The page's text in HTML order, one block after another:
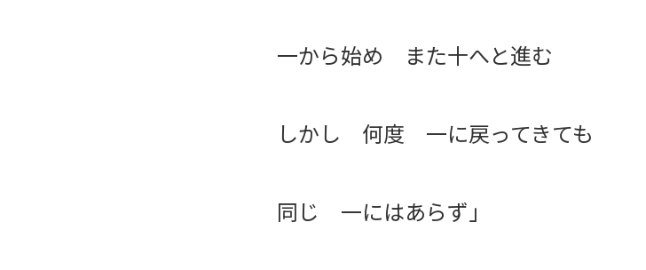
一から始め また十へと進む
しかし 何度 一に戻ってきても
同じ 一にはあらず」